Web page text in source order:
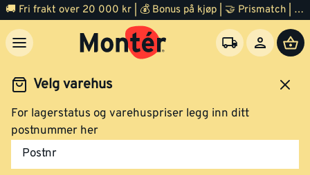
🚚 Fri frakt over 20 000 kr | 💰 Bonus på kjøp | 🤝 Prismatch | ⭐ 100% fornøyd garanti | 🏪 140 byggevarehus
Velg varehus
For lagerstatus og varehuspriser legg inn ditt
postnummer her
Postnr
Varme og inneklima
Tilbehør til vedovn